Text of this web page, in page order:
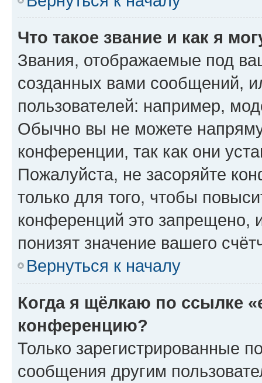
Что такое звание и как я
Звания, отображаемые под
созданных вами сообщений,
пользователей: например,
Обычно вы не можете
конференции, так как они
Пожалуйста, не засоряйте
только для того, чтобы
конференций это запрещено,
понизят значение вашего
Вернуться к началу
Когда я щёлкаю по ссылке
конференцию?
Только зарегистрированные
сообщения другим